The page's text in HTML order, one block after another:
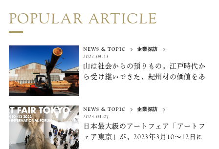
POPULAR ARTICLE
NEWS & TOPIC
企業探訪
2022.09.13
山は社会からの預りもの。 江戸時代か
ら受け継いできた、 紀州材の価値をあ
NEWS & TOPIC
企業探訪
2023.03.07
日本最大級のアートフェア「アートフ
ェア東京」が、2023年3月10〜12日に